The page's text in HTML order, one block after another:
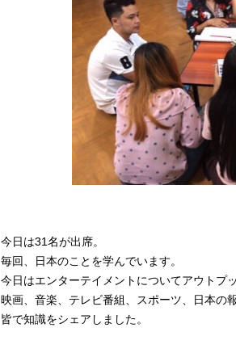
今日は31名が出席。
毎回、日本のことを学んでいます。
今日はエンターテイメントについてアウトプ
映画、音楽、テレビ番組、スポーツ、日本の報
皆で知識をシェアしました。